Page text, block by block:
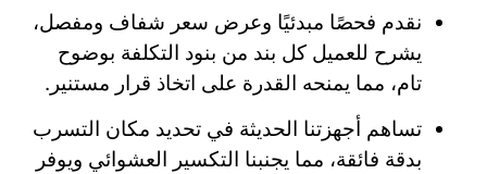
نقدم فحصًا مبدئيًا وعرض سعر شفاف ومفصل،
يشرح للعميل كل بند من بنود التكلفة بوضوح
تام، مما يمنحه القدرة على اتخاذ قرار مستنير.
تساهم أجهزتنا الحديثة في تحديد مكان التسرب
بدقة فائقة، مما يجنبنا التكسير العشوائي ويوفر